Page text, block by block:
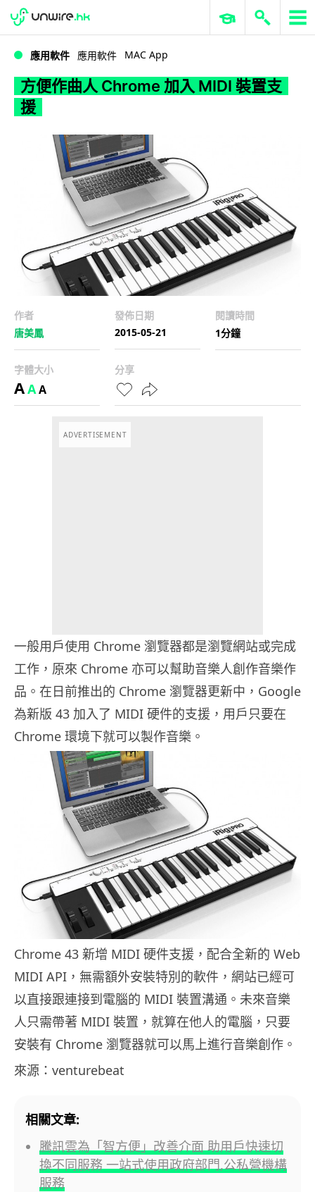
方便作曲人 Chrome 加入 MIDI 裝置支援
WWDC 2026 ERP 與商業 AI
應用軟件 應用軟件 MAC App
方便作曲人 Chrome 加入 MIDI 裝置支
援
作者
唐美鳳
發佈日期
2015-05-21
閱讀時間
1分鐘
字體大小
AAA
分享
ADVERTISEMENT
一般用戶使用 Chrome 瀏覽器都是瀏覽網站或完成
工作，原來 Chrome 亦可以幫助音樂人創作音樂作
品。在日前推出的 Chrome 瀏覽器更新中，Google
為新版 43 加入了 MIDI 硬件的支援，用戶只要在
Chrome 環境下就可以製作音樂。
Chrome 43 新增 MIDI 硬件支援，配合全新的 Web
MIDI API，無需額外安裝特別的軟件，網站已經可
以直接跟連接到電腦的 MIDI 裝置溝通。未來音樂
人只需帶著 MIDI 裝置，就算在他人的電腦，只要
安裝有 Chrome 瀏覽器就可以馬上進行音樂創作。
來源：venturebeat
相關文章:
騰訊雲為「智方便」改善介面 助用戶快速切
換不同服務 一站式使用政府部門,公私營機構
服務